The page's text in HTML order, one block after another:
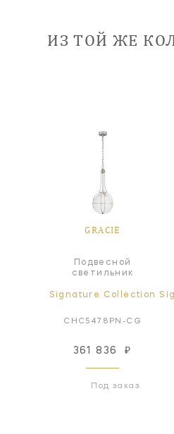
ИЗ ТОЙ ЖЕ
GRACIE
Подвесной
светильник
Signature Collection
CHC5478PN-CG
361 836 ₽
Под заказ